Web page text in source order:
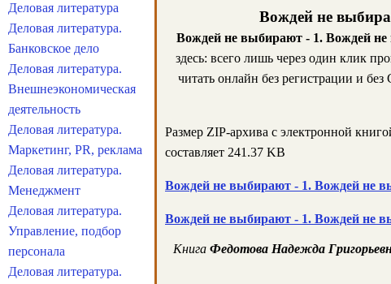
Вождей не
Вождей не выбирают - 1. Вождей
здесь: всего лишь через один клик
читать онлайн без регистрации и
Размер ZIP-архива c электронной
составляет 241.37 KB
Вождей не выбирают - 1. Вождей не
Вождей не выбирают - 1. Вождей не
Книга Федотова Надежда
Деловая литература
Деловая литература.
Банковское дело
Деловая литература.
Внешнеэкономическая
деятельность
Деловая литература.
Маркетинг, PR, реклама
Деловая литература.
Менеджмент
Деловая литература.
Управление, подбор
персонала
Деловая литература.